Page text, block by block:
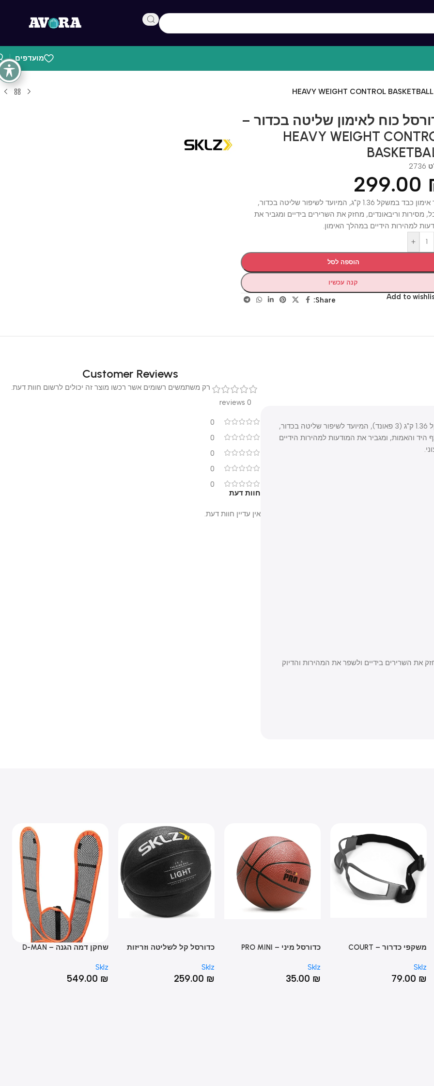
מועדפים
כוח לאימון שליטה בכדור –
HEAVY WEIGHT
כדור אימון כבד במשקל 1.36 ק"ג, המיועד לשיפור שליטה בכדור,
וריבאונדים, מחזק את השרירים בידיים ומגביר את
למהירות הידיים במהלך האימון.
+
הוספה לסל
קנה עכשיו
Add to
Share:
ה־SKLZ Heavy Weight Control Basketball הוא כדור אימון במשקל 1.36 ק"ג (3 פאונד), המיועד לשיפור שליטה בכדור,
והאמות, ומגביר את המודעות למהירות הידיים
השרירים בידיים ולשפר את המהירות והדיוק
Customer Reviews
0
0
0
0
0
חוות דעת
אין עדיין חוות דעת.
רק משתמשים רשומים אשר רכשו מוצר זה יכולים לרשום חוות דעת.
משקפי כדרור – COURT
79.00
כדורסל מיני – PRO MINI
35.00
כדורסל קל לשליטה וזריזות
CONTROL BASKETBALL
259.00
שחקן דמה הגנה – D-MAN
549.00